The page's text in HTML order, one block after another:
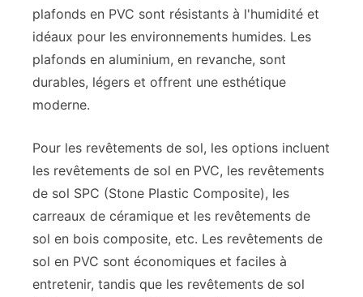
plafonds en PVC sont résistants à l'humidité et
idéaux pour les environnements humides. Les
plafonds en aluminium, en revanche, sont
durables, légers et offrent une esthétique
moderne.
Pour les revêtements de sol, les options incluent
les revêtements de sol en PVC, les revêtements
de sol SPC (Stone Plastic Composite), les
carreaux de céramique et les revêtements de
sol en bois composite, etc. Les revêtements de
sol en PVC sont économiques et faciles à
entretenir, tandis que les revêtements de sol